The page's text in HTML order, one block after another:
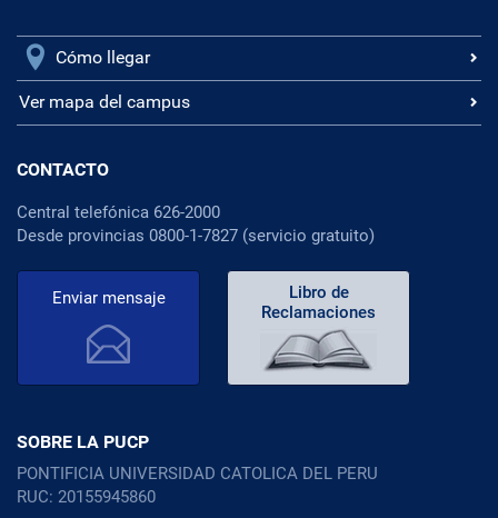
Cómo llegar
Ver mapa del campus
CONTACTO
Central telefónica 626-2000
Desde provincias 0800-1-7827 (servicio gratuito)
Enviar mensaje
Libro de
Reclamaciones
SOBRE LA PUCP
PONTIFICIA UNIVERSIDAD CATOLICA DEL PERU
RUC: 20155945860